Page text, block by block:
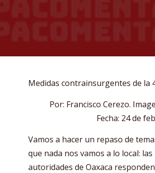
Medidas contrainsurgentes de la
Por: Francisco Cerezo.
Fecha: 24 de
Vamos a hacer un repaso de
que nada nos vamos a lo local: las
autoridades de Oaxaca